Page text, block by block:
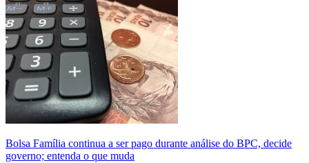
Bolsa Família continua a ser pago durante análise do BPC, decide
governo; entenda o que muda